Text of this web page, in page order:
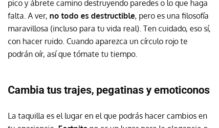
pico y ábrete camino destruyendo paredes o lo que haga
falta. A ver, no todo es destructible, pero es una filosofía
maravillosa (incluso para tu vida real). Ten cuidado, eso sí,
con hacer ruido. Cuando aparezca un círculo rojo te
podrán oír, así que tómate tu tiempo.
Cambia tus trajes, pegatinas y emoticonos
La taquilla es el lugar en el que podrás hacer cambios en